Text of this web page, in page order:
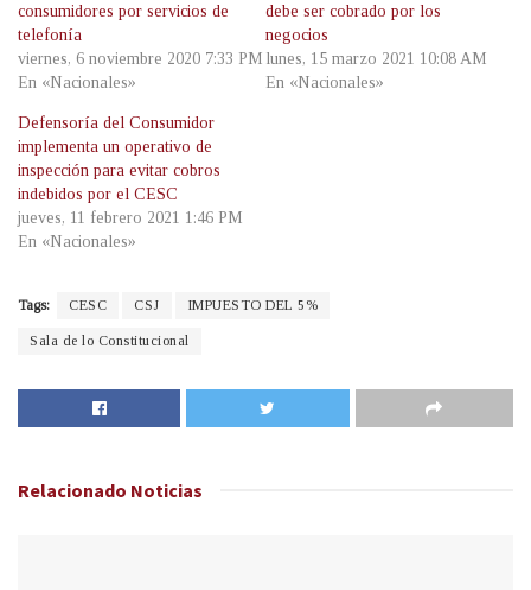
consumidores por servicios de
telefonía
viernes, 6 noviembre 2020 7:33 PM
En «Nacionales»
debe ser cobrado por los
negocios
lunes, 15 marzo 2021 10:08 AM
En «Nacionales»
Defensoría del Consumidor
implementa un operativo de
inspección para evitar cobros
indebidos por el CESC
jueves, 11 febrero 2021 1:46 PM
En «Nacionales»
Tags: CESC CSJ IMPUESTO DEL 5%
Sala de lo Constitucional
Relacionado Noticias